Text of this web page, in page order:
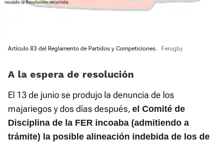
Artículo 83 del Reglamento de Partidos y Competiciones. Ferugby
A la espera de resolución
El 13 de junio se produjo la denuncia de los
majariegos y dos días después, el Comité de
Disciplina de la FER incoaba (admitiendo a
trámite) la posible alineación indebida de los de